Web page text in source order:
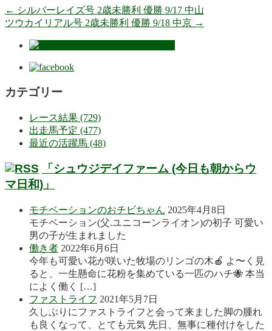
← シルバーレイズ号 2歳未勝利 優勝 9/17 中山
ツウカイリアル号 2歳未勝利 優勝 9/18 中京 →
カテゴリー
レース結果 (729)
出走馬予定 (477)
最近の活躍馬 (48)
「シュウジデイファーム (今日も朝からウ
マ日和)」
モチベーションのおチビちゃん 2025年4月8日
モチベーション(父.ユニコーンライオン)の初子 可愛い
男の子が生まれました
働き者 2022年6月6日
今年も可愛い花が咲いた牧場のリンゴの木🍎 よ〜く見
ると、一生懸命に花粉を集めている一匹のハチ🐝 本当
によく働く […]
ファストライフ 2021年5月7日
久しぶりにファストライフと会って来ました脚の腫れ
も良くなって、とても元気 先日、無事に種付けをした